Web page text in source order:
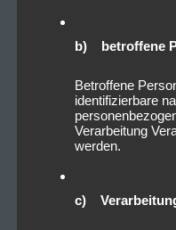
b) betroffene
Betroffene
identifizierbare
Verarbeitung
werden.
c)